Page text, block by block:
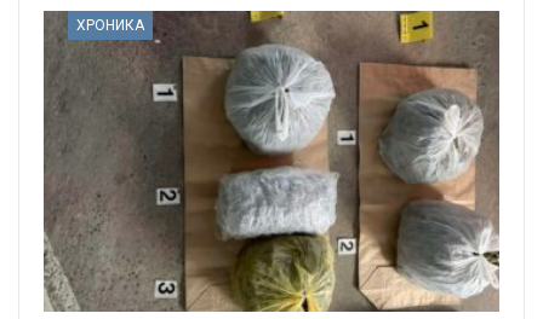
ХРОНИКА